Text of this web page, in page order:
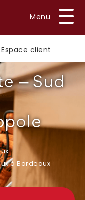
Espace client
– Sud
à Bordeaux